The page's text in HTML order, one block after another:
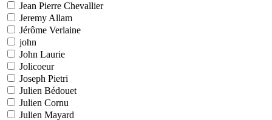
Jean Pierre Chevallier
Jeremy Allam
Jérôme Verlaine
john
John Laurie
Jolicoeur
Joseph Pietri
Julien Bédouet
Julien Cornu
Julien Mayard